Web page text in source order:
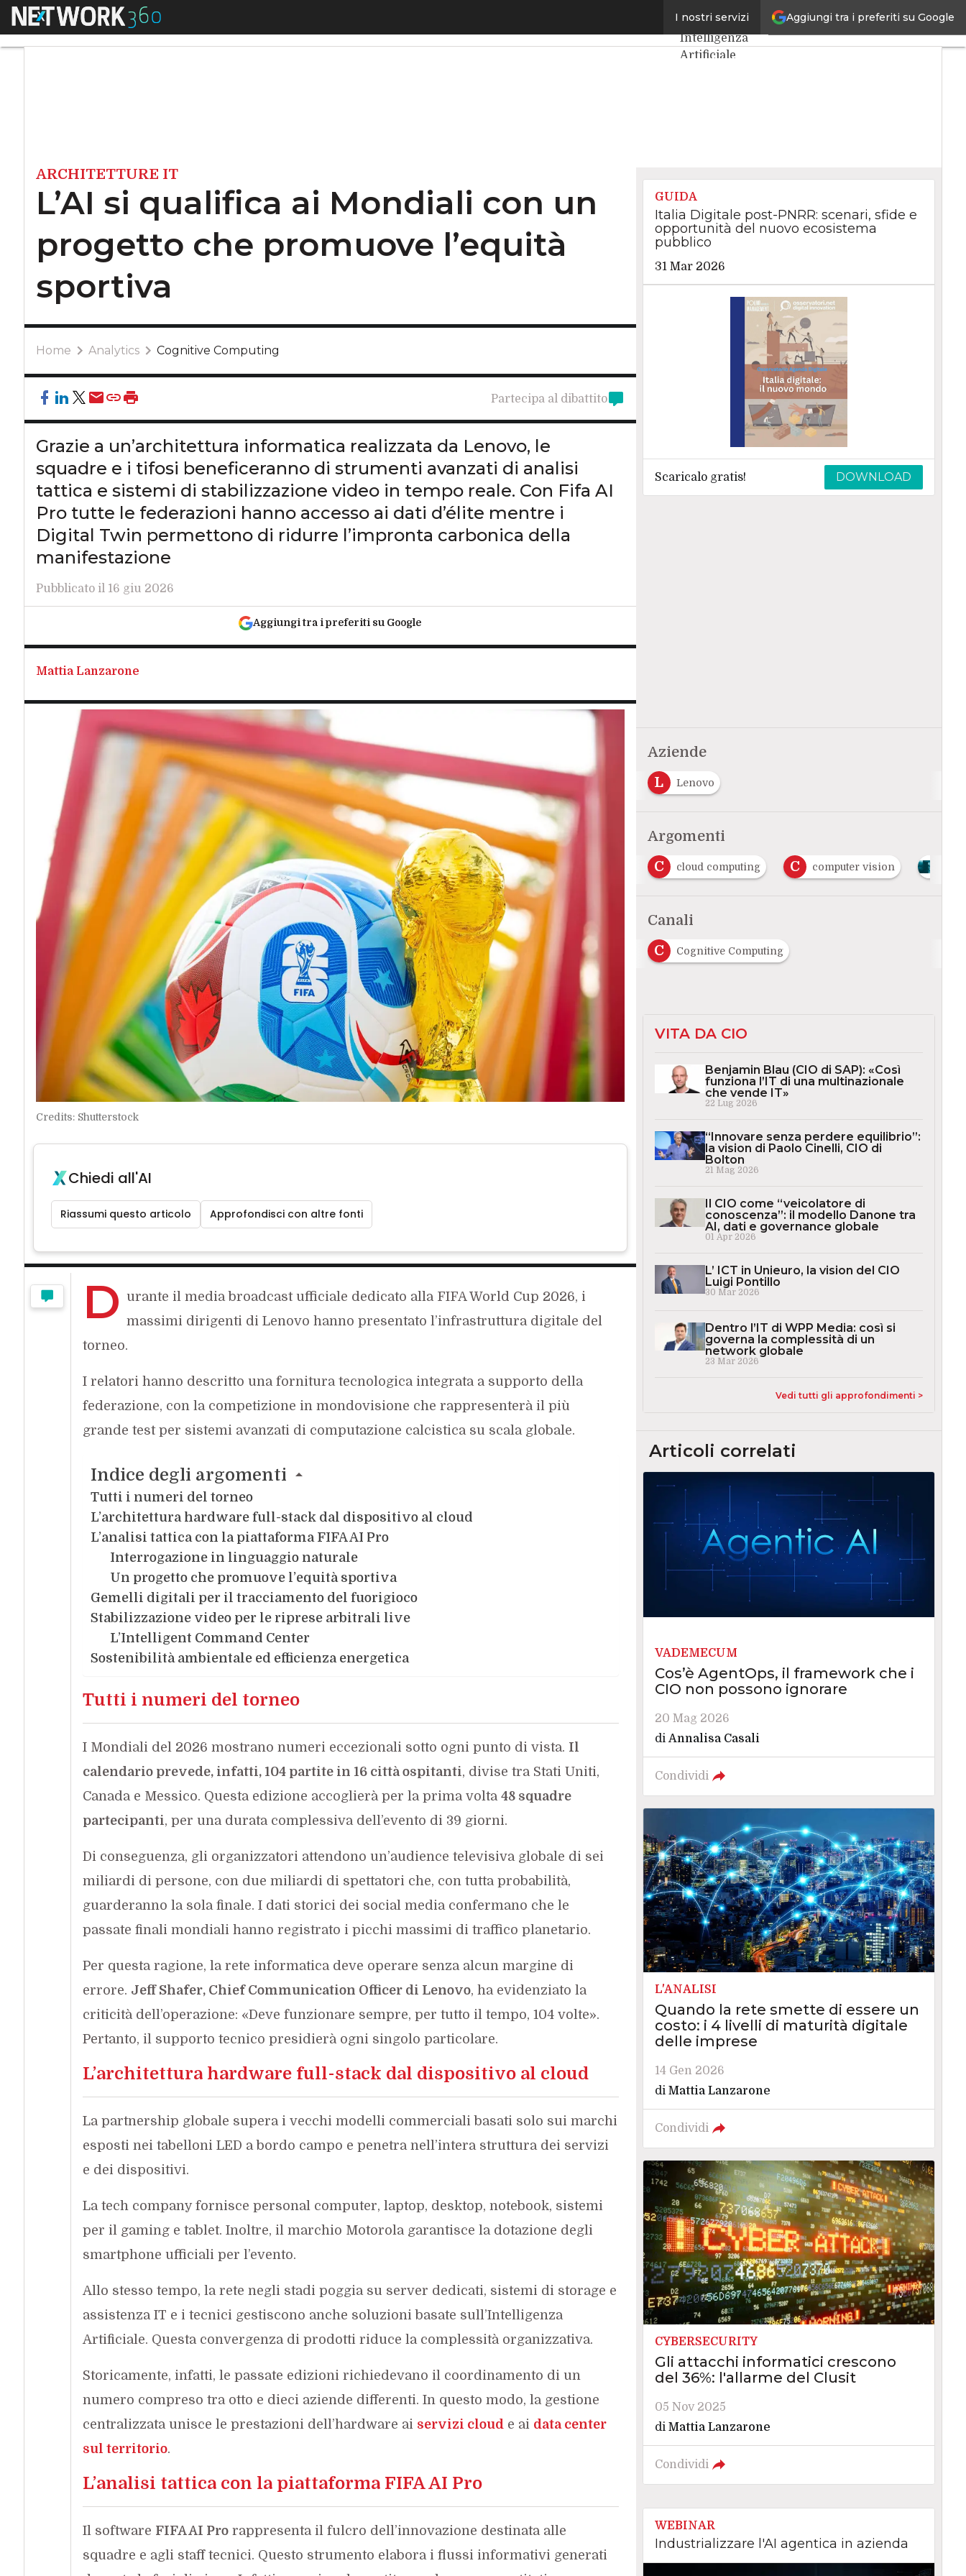
Aggiungi tra i preferiti su Google
I nostri servizi
Menu L’AI si qualifica ai Mondiali con un progetto che promuove l’equità sportiva Ultimi articoli
Intelligenza
Artificiale
ARCHITETTURE IT
L’AI si qualifica ai Mondiali con un
progetto che promuove l’equità
sportiva
Home Analytics Cognitive Computing
Partecipa al dibattito
Grazie a un’architettura informatica realizzata da Lenovo, le
squadre e i tifosi beneficeranno di strumenti avanzati di analisi
tattica e sistemi di stabilizzazione video in tempo reale. Con Fifa AI
Pro tutte le federazioni hanno accesso ai dati d’élite mentre i
Digital Twin permettono di ridurre l’impronta carbonica della
manifestazione
Pubblicato il 16 giu 2026
Aggiungi tra i preferiti su Google
Mattia Lanzarone
Credits: Shutterstock
Chiedi all'AI
Riassumi questo articolo Approfondisci con altre fonti
D urante il media broadcast ufficiale dedicato alla FIFA World Cup 2026, i
massimi dirigenti di Lenovo hanno presentato l’infrastruttura digitale del
torneo.
I relatori hanno descritto una fornitura tecnologica integrata a supporto della
federazione, con la competizione in mondovisione che rappresenterà il più
grande test per sistemi avanzati di computazione calcistica su scala globale.
Indice degli argomenti
Tutti i numeri del torneo
L’architettura hardware full-stack dal dispositivo al cloud
L’analisi tattica con la piattaforma FIFA AI Pro
Interrogazione in linguaggio naturale
Un progetto che promuove l’equità sportiva
Gemelli digitali per il tracciamento del fuorigioco
Stabilizzazione video per le riprese arbitrali live
L’Intelligent Command Center
Sostenibilità ambientale ed efficienza energetica
Tutti i numeri del torneo
I Mondiali del 2026 mostrano numeri eccezionali sotto ogni punto di vista. Il
calendario prevede, infatti, 104 partite in 16 città ospitanti, divise tra Stati Uniti,
Canada e Messico. Questa edizione accoglierà per la prima volta 48 squadre
partecipanti, per una durata complessiva dell’evento di 39 giorni.
Di conseguenza, gli organizzatori attendono un’audience televisiva globale di sei
miliardi di persone, con due miliardi di spettatori che, con tutta probabilità,
guarderanno la sola finale. I dati storici dei social media confermano che le
passate finali mondiali hanno registrato i picchi massimi di traffico planetario.
Per questa ragione, la rete informatica deve operare senza alcun margine di
errore. Jeff Shafer, Chief Communication Officer di Lenovo, ha evidenziato la
criticità dell’operazione: «Deve funzionare sempre, per tutto il tempo, 104 volte».
Pertanto, il supporto tecnico presidierà ogni singolo particolare.
L’architettura hardware full-stack dal dispositivo al cloud
La partnership globale supera i vecchi modelli commerciali basati solo sui marchi
esposti nei tabelloni LED a bordo campo e penetra nell’intera struttura dei servizi
e dei dispositivi.
La tech company fornisce personal computer, laptop, desktop, notebook, sistemi
per il gaming e tablet. Inoltre, il marchio Motorola garantisce la dotazione degli
smartphone ufficiali per l’evento.
Allo stesso tempo, la rete negli stadi poggia su server dedicati, sistemi di storage e
assistenza IT e i tecnici gestiscono anche soluzioni basate sull’Intelligenza
Artificiale. Questa convergenza di prodotti riduce la complessità organizzativa.
Storicamente, infatti, le passate edizioni richiedevano il coordinamento di un
numero compreso tra otto e dieci aziende differenti. In questo modo, la gestione
centralizzata unisce le prestazioni dell’hardware ai servizi cloude ai data center
sul territorio.
L’analisi tattica con la piattaforma FIFA AI Pro
Il software FIFA AI Prorappresenta il fulcro dell’innovazione destinata alle
squadre e agli staff tecnici. Questo strumento elabora i flussi informativi generati
GUIDA
Italia Digitale post-PNRR: scenari, sfide e
opportunità del nuovo ecosistema
pubblico
31 Mar 2026
Scaricalo gratis! DOWNLOAD
Aziende
L
Lenovo
Argomenti
C
Case History C cloud computing C computer vision Intelligenza Artificiale
Canali
C
Cognitive Computing
VITA DA CIO
Benjamin Blau (CIO di SAP): «Così
funziona l’IT di una multinazionale
che vende IT»
22 Lug 2026
“Innovare senza perdere equilibrio”:
la vision di Paolo Cinelli, CIO di
Bolton
21 Mag 2026
Il CIO come “veicolatore di
conoscenza”: il modello Danone tra
AI, dati e governance globale
01 Apr 2026
L’ ICT in Unieuro, la vision del CIO
Luigi Pontillo
30 Mar 2026
Dentro l’IT di WPP Media: così si
governa la complessità di un
network globale
23 Mar 2026
Vedi tutti gli approfondimenti >
Articoli correlati
VADEMECUM
Cos’è AgentOps, il framework che i
CIO non possono ignorare
20 Mag 2026
diAnnalisa Casali
Condividi
L'ANALISI
Quando la rete smette di essere un
costo: i 4 livelli di maturità digitale
delle imprese
14 Gen 2026
di Mattia Lanzarone
Condividi
CYBERSECURITY
Gli attacchi informatici crescono
del 36%: l'allarme del Clusit
05 Nov 2025
di Mattia Lanzarone
Condividi
WEBINAR
Industrializzare l'AI agentica in azienda